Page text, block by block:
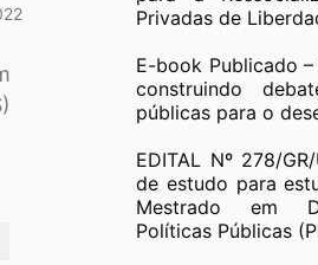
Privadas de
E-book Publicado
construindo
públicas para o
EDITAL Nº 278/
de estudo para
Mestrado em
Políticas Públicas